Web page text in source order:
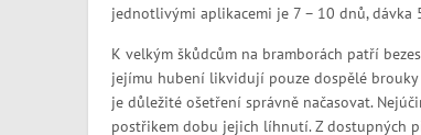
jednotlivými aplikacemi je 7 – 10 dnů,
K velkým škůdcům na bramborách patří
jejímu hubení likvidují pouze dospělé
je důležité ošetření správně načasovat.
postřikem dobu jejich líhnutí. Z dostupných